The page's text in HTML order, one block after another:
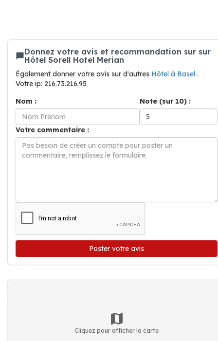
Donnez votre avis et recommandation sur sur
Hôtel Sorell Hotel Merian
Également donner votre avis sur d'autres Hôtel à Basel .
Votre ip: 216.73.216.95
Nom :
Note (sur 10) :
Votre commentaire :
Poster votre avis
Cliquez pour afficher la carte